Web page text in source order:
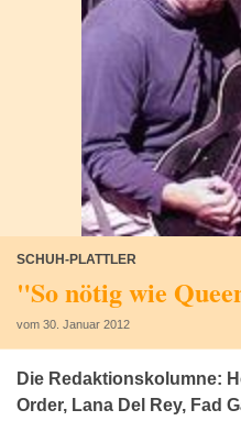
SCHUH-PLATTLER
"So nötig wie
vom 30. Januar 2012
Die Redaktionskolumne:
Order, Lana Del Rey, Fad